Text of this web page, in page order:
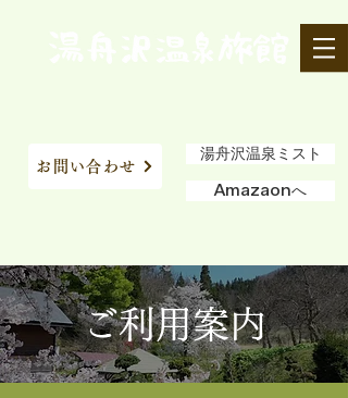
お問い合わせ
Amazaonへ
湯舟沢温泉ミスト
ご利用案内